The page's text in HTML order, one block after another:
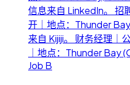
信息来自 LinkedIn。 招
开｜地点：Thunder
来自 Kijiji。 财务经理｜
｜地点：Thunder
Job B